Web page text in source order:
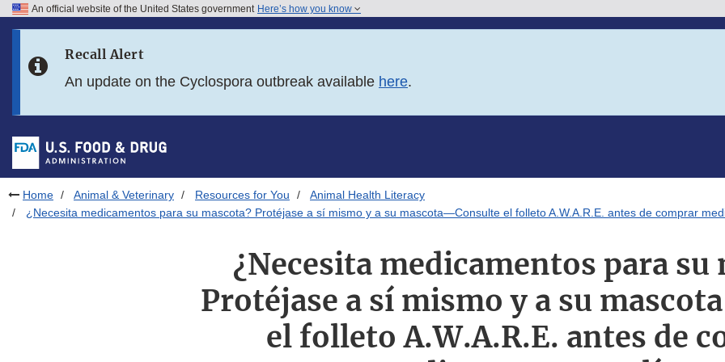
Skip to FDA Search
Skip to footer links
An official website of the United States government Here’s how you know
Recall Alert
An update on the Cyclospora outbreak available here.
Home Animal & Veterinary Resources for You
Animal Health Literacy
¿Necesita medicamentos para su mascota? Protéjase a sí mismo y a su mascota—Consulte el folleto A.W.A.R.E. antes de comprar
¿Necesita medicamentos para su
Protéjase a sí mismo y a su
el folleto A.W.A.R.E. antes de